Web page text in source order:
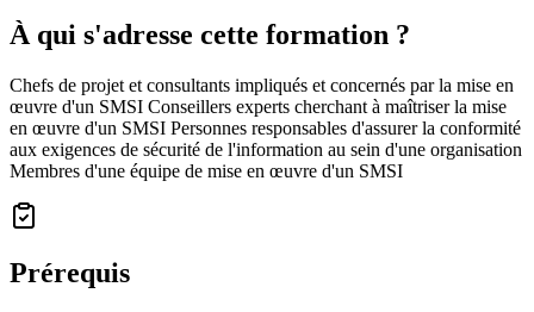
À qui s'adresse cette formation ?
Chefs de projet et consultants impliqués et concernés par la mise en
œuvre d'un SMSI Conseillers experts cherchant à maîtriser la mise
en œuvre d'un SMSI Personnes responsables d'assurer la conformité
aux exigences de sécurité de l'information au sein d'une organisation
Membres d'une équipe de mise en œuvre d'un SMSI
Prérequis